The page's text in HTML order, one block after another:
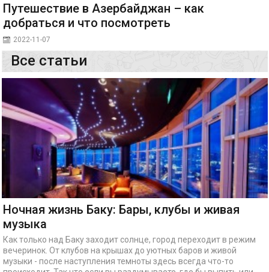
Путешествие в Азербайджан – как
добраться и что посмотреть
2022-11-07
Все статьи
Ночная жизнь Баку: Бары, клубы и живая
музыка
Как только над Баку заходит солнце, город переходит в режим
вечеринок. От клубов на крышах до уютных баров и живой
музыки - после наступления темноты здесь всегда что-то